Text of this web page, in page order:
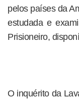
pelos países da
estudada e
Prisioneiro,
O inquérito da